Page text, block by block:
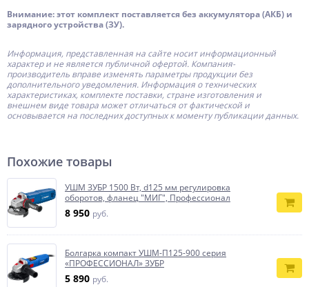
Внимание: этот комплект поставляется без аккумулятора (АКБ) и
зарядного устройства (ЗУ).
Информация, представленная на сайте носит информационный
характер и не является публичной офертой. Компания-
производитель вправе изменять параметры продукции без
дополнительного уведомления. Информация о технических
характеристиках, комплекте поставки, стране изготовления и
внешнем виде товара может отличаться от фактической и
основывается на последних доступных к моменту публикации данных.
Похожие товары
УШМ ЗУБР 1500 Вт, d125 мм регулировка
оборотов, фланец ″МИГ″, Профессионал
8 950 руб.
Болгарка компакт УШМ-П125-900 серия
«ПРОФЕССИОНАЛ» ЗУБР
5 890 руб.